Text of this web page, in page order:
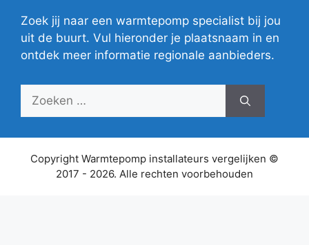
Zoek jij naar een warmtepomp specialist bij jou
uit de buurt. Vul hieronder je plaatsnaam in en
ontdek meer informatie regionale aanbieders.
Zoek
Copyright Warmtepomp installateurs vergelijken ©
2017 - 2026. Alle rechten voorbehouden